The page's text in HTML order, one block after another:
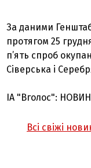
За даними
протягом 25
п’ять спроб
Сіверська і
ІА "Вголос":
Всі свіжі